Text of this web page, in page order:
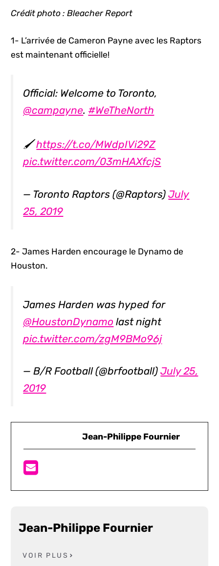
Crédit photo : Bleacher Report
1- L’arrivée de Cameron Payne avec les Raptors
est maintenant officielle!
Official: Welcome to Toronto,
@campayne. #WeTheNorth
🖌https://t.co/MWdpIVi29Z
pic.twitter.com/03mHAXfcjS
— Toronto Raptors (@Raptors)July
25, 2019
2- James Harden encourage le Dynamo de
Houston.
James Harden was hyped for
@HoustonDynamo last night
pic.twitter.com/zgM9BMo96j
— B/R Football (@brfootball)July 25,
2019
Jean-Philippe Fournier
Jean-Philippe Fournier
VOIR PLUS